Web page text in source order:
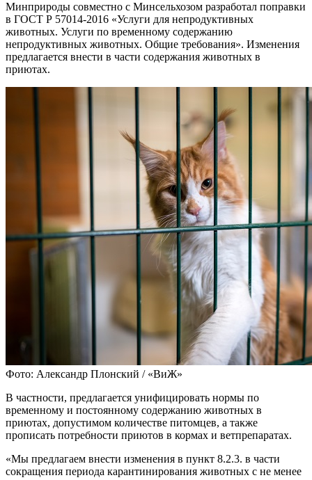
Минприроды совместно с Минсельхозом разработал поправки
в ГОСТ Р 57014-2016 «Услуги для непродуктивных
животных. Услуги по временному содержанию
непродуктивных животных. Общие требования». Изменения
предлагается внести в части содержания животных в
приютах.
Фото: Александр Плонский / «ВиЖ»
В частности, предлагается унифицировать нормы по
временному и постоянному содержанию животных в
приютах, допустимом количестве питомцев, а также
прописать потребности приютов в кормах и ветпрепаратах.
«Мы предлагаем внести изменения в пункт 8.2.3. в части
сокращения периода карантинирования животных с не менее